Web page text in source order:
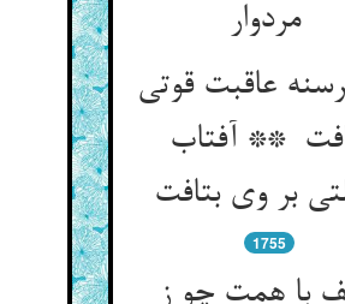
مردوار
عاقبت قوتی
** آفتاب
1755
با همت چو ز